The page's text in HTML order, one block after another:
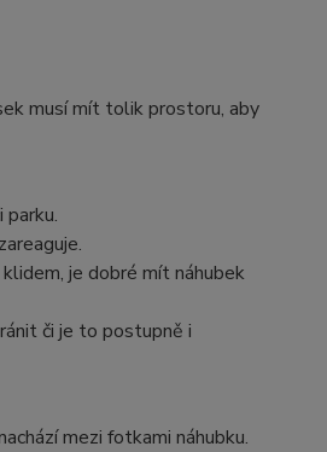
musí mít tolik prostoru, aby
je dobré mít náhubek
či je to postupně i
mezi fotkami náhubku.